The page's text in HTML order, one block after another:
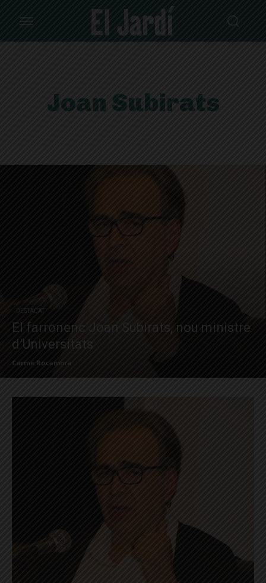
Joan Subirats
DESTACAT
El farronenc Joan Subirats, nou ministre
d’Universitats
Carme Rocamora